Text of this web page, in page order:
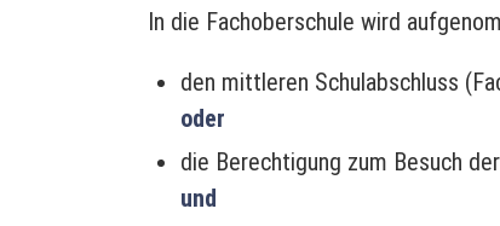
In die Fachoberschule wird
den mittleren Schulabschluss
oder
die Berechtigung zum Besuch
und